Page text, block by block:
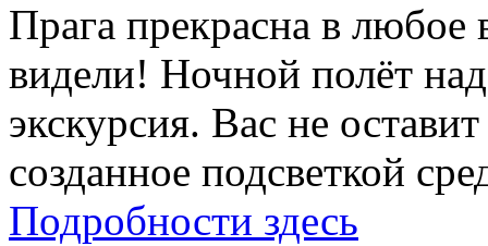
Прага прекрасна в
видели! Ночной полёт
экскурсия. Вас не
созданное подсветкой
Подробности здесь